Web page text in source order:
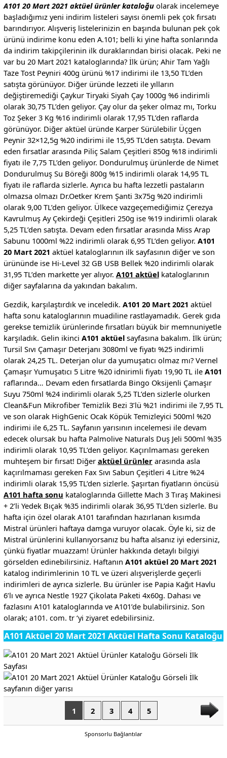
A101 20 Mart 2021 aktüel ürünler kataloğuolarak incelemeye
başladığımız yeni indirim listeleri sayısı önemli pek çok fırsatı
barındırıyor. Alışveriş listelerinizin en başında bulunan pek çok
ürünü indirime konu eden A.101; belli ki yine hafta sonlarında
da indirim takipçilerinin ilk duraklarından birisi olacak. Peki ne
var bu 20 Mart 2021 kataloglarında? İlk ürün; Ahir Tam Yağlı
Taze Tost Peyniri 400g ürünü %17 indirimi ile 13,50 TL’den
satışta görünüyor. Diğer üründe lezzeti ile yılların
değiştiremediği Çaykur Tiryaki Siyah Çay 1000g %6 indirimli
olarak 30,75 TL’den geliyor. Çay olur da şeker olmaz mı, Torku
Toz Şeker 3 Kg %16 indirimli olarak 17,95 TL’den raflarda
görünüyor. Diğer aktüel üründe Karper Sürülebilir Üçgen
Peynir 32×12,5g %20 indirimi ile 15,95 TL’den satışta. Devam
eden fırsatlar arasında Piliç Salam Çeşitleri 850g %18 indirimli
fiyatı ile 7,75 TL’den geliyor. Dondurulmuş ürünlerde de Nimet
Dondurulmuş Su Böreği 800g %15 indirimli olarak 14,95 TL
fiyatı ile raflarda sizlerle. Ayrıca bu hafta lezzetli pastaların
olmazsa olmazı Dr.Oetker Krem Şanti 3x75g %20 indirimli
olarak 9,00 TL’den geliyor. Ülkece vazgeçemediğimiz Çerezya
Kavrulmuş Ay Çekirdeği Çeşitleri 250g ise %19 indirimli olarak
5,25 TL’den satışta. Devam eden fırsatlar arasında Miss Arap
Sabunu 1000ml %22 indirimli olarak 6,95 TL’den geliyor. A101
20 Mart 2021 aktüel kataloglarının ilk sayfasının diğer ve son
ürününde ise Hi-Level 32 GB USB Bellek %20 indirimli olarak
31,95 TL’den markette yer alıyor. A101 aktüelkataloglarının
diğer sayfalarına da yakından bakalım.
Gezdik, karşılaştırdık ve inceledik. A101 20 Mart 2021 aktüel
hafta sonu kataloglarının muadiline rastlayamadık. Gerek gıda
gerekse temizlik ürünlerinde fırsatları büyük bir memnuniyetle
karşıladık. Gelin ikinci A101 aktüelsayfasına bakalım. İlk ürün;
Tursil Sıvı Çamaşır Deterjanı 3080ml ve fiyatı %25 indirimli
olarak 24,25 TL. Deterjan olur da yumuşatıcı olmaz mı? Vernel
Çamaşır Yumuşatıcı 5 Litre %20 idnirimli fiyatı 19,90 TL ile A101
raflarında… Devam eden fırsatlarda Bingo Oksijenli Çamaşır
Suyu 750ml %24 indirimli olarak 5,25 TL’den sizlerle olurken
Clean&Fun Mikrofiber Temizlik Bezi 3’lü %21 indirimi ile 7,95 TL
ve son olarak HighGenic Ocak Köpük Temizleyici 500ml %20
indirimi ile 6,25 TL. Sayfanın yarısının incelemesi ile devam
edecek olursak bu hafta Palmolive Naturals Duş Jeli 500ml %35
indirimli olarak 10,95 TL’den geliyor. Kaçırılmaması gereken
muhteşem bir fırsat! Diğer aktüel ürünlerarasında asla
kaçırılmaması gereken Fax Sıvı Sabun Çeşitleri 4 Litre %24
indirimli olarak 15,95 TL’den sizlerle. Şaşırtan fiyatların öncüsü
A101 hafta sonu kataloglarında Gillette Mach 3 Tıraş Makinesi
+ 2’li Yedek Bıçak %35 indirimli olarak 36,95 TL’den sizlerle. Bu
hafta için özel olarak A101 tarafından hazırlanan kısımda
Mistral ürünleri haftaya damga vuruyor olacak. Öyle ki, siz de
Mistral ürünlerini kullanıyorsanız bu hafta alsanız iyi edersiniz,
çünkü fiyatlar muazzam! Ürünler hakkında detaylı bilgiyi
görselden edinebilirsiniz. Haftanın A101 aktüel 20 Mart 2021
katalog indirimlerinin 10 TL ve üzeri alışverişlerde geçerli
indirimleri de ayrıca sizlerle. Bu ürünler ise Papia Kağıt Havlu
6’lı ve ayrıca Nestle 1927 Çikolata Paketi 4x60g. Dahası ve
fazlasını A101 kataloglarında ve A101’de bulabilirsiniz. Son
olarak; a101. com. tr ‘yi ziyaret edebilirsiniz.
A101 Aktüel 20 Mart 2021 Aktüel Hafta Sonu Kataloğu
1 2 3 4 5
Sponsorlu Bağlantılar